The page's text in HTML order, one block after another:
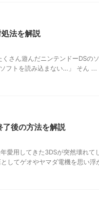
法を解説
さん遊んだニンテンドーDSの
フトを読み込まない…」 そん ...
了後の方法を解説
愛用してきた3DSが突然壊れて
してゲオやヤマダ電機を思い浮